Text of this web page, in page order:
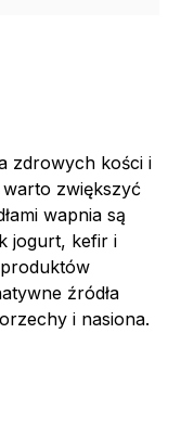
zdrowych kości i
warto zwiększyć
wapnia są
jogurt, kefir i
źródła
i nasiona.